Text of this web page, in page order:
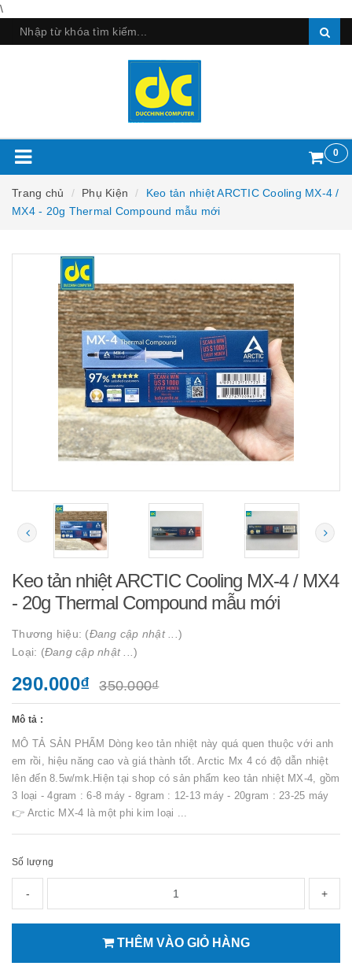
\
0
Trang chủ Phụ Kiện
Keo tản nhiệt ARCTIC Cooling MX-4 /
MX4 - 20g Thermal Compound mẫu mới
Keo tản nhiệt ARCTIC Cooling MX-4 / MX4
- 20g Thermal Compound mẫu mới
Thương hiệu: (Đang cập nhật ... )
Loại: (Đang cập nhật ... )
290.000₫ 350.000₫
Mô tả :
MÔ TẢ SẢN PHẨM Dòng keo tản nhiệt này quá quen thuộc với anh
em rồi, hiệu năng cao và giá thành tốt. Arctic Mx 4 có độ dẫn nhiệt
lên đến 8.5w/mk.Hiện tại shop có sản phẩm keo tản nhiệt MX-4, gồm
3 loại - 4gram : 6-8 máy - 8gram : 12-13 máy - 20gram : 23-25 máy
👉 Arctic MX-4 là một phi kim loại ...
Số lượng
- +
THÊM VÀO GIỎ HÀNG